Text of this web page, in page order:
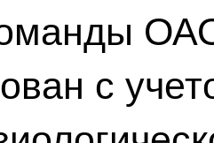
с